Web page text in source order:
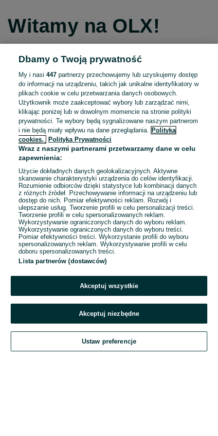
Witamy na OLX!
Kontynuuj przez Facebooka
Kontynuuj przez konto Apple
Kontynuuj przez konto Google
LUB
E-mail
Hasło
Zaloguj się
Kontynuując za pośrednictwem jednego z dostawców wskazanych powyżej,
OLX.pl w jego aktualnym brzmieniu.
Dbamy o Twoją prywatność
My i nasi447 partnerzy przechowujemy lub uzyskujemy dostęp
do informacji na urządzeniu, takich jak unikalne identyfikatory w
plikach cookie w celu przetwarzania danych osobowych.
Użytkownik może zaakceptować wybory lub zarządzać nimi,
klikając poniżej lub w dowolnym momencie na stronie polityki
prywatności. Te wybory będą sygnalizowane naszym partnerom
i nie będą miały wpływu na dane przeglądania.
Polityka
cookies,
Polityka Prywatności
Wraz z naszymi partnerami przetwarzamy dane w celu
zapewnienia:
Użycie dokładnych danych geolokalizacyjnych. Aktywne
skanowanie charakterystyki urządzenia do celów identyfikacji.
Rozumienie odbiorców dzięki statystyce lub kombinacji danych
z różnych źródeł. Przechowywanie informacji na urządzeniu lub
dostęp do nich. Pomiar efektywności reklam. Rozwój i
ulepszanie usług. Tworzenie profili w celu personalizacji treści.
Tworzenie profili w celu spersonalizowanych reklam.
Wykorzystywanie ograniczonych danych do wyboru reklam.
Wykorzystywanie ograniczonych danych do wyboru treści.
Pomiar efektywności treści. Wykorzystanie profili do wyboru
spersonalizowanych reklam. Wykorzystywanie profili w celu
doboru spersonalizowanych treści.
Lista partnerów (dostawców)
Akceptuj wszystkie
Akceptuj niezbędne
Ustaw preferencje